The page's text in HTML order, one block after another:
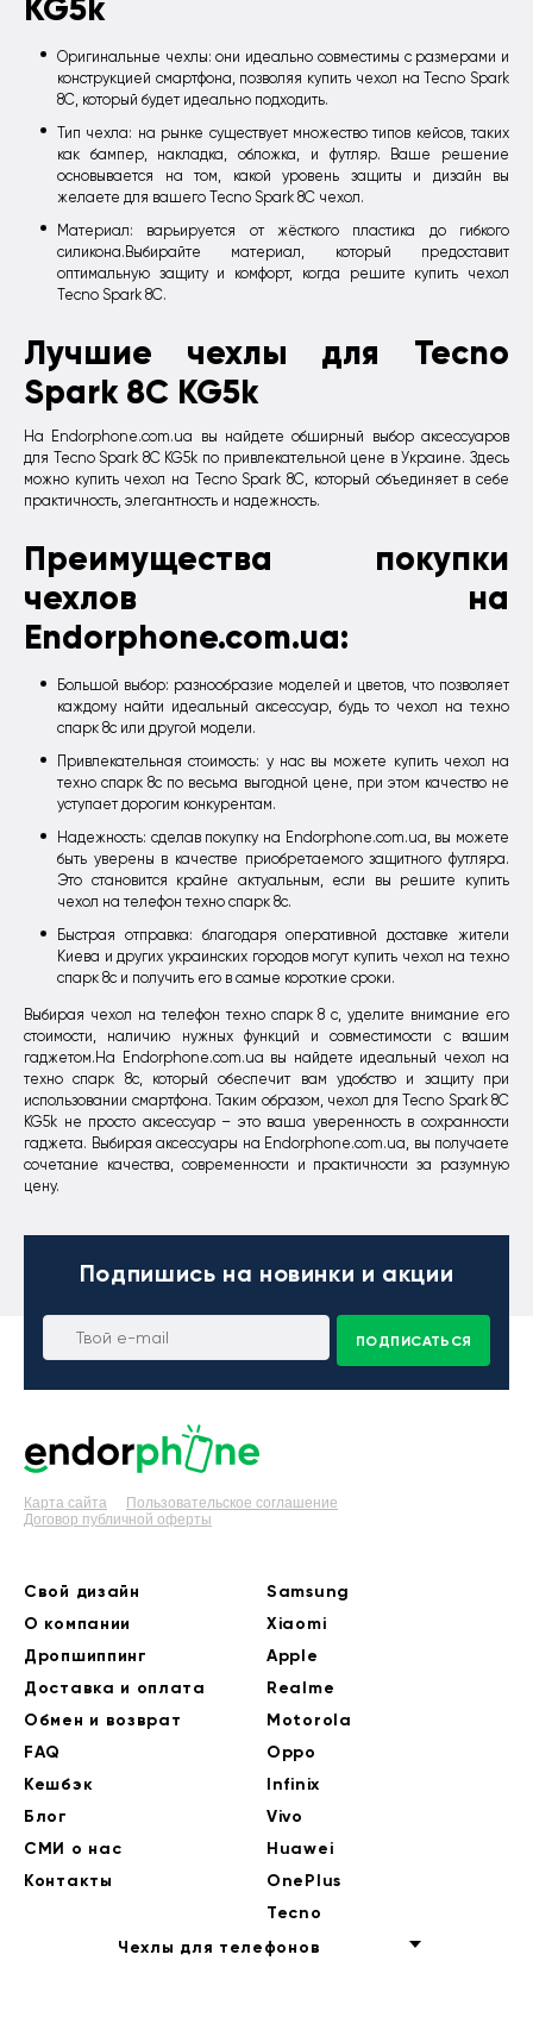
KG5k
Оригинальные чехлы: они идеально совместимы с размерами и
конструкцией смартфона, позволяя купить чехол на Tecno Spark
8C, который будет идеально подходить.
Тип чехла: на рынке существует множество типов кейсов, таких
как бампер, накладка, обложка, и футляр. Ваше решение
основывается на том, какой уровень защиты и дизайн вы
желаете для вашего Tecno Spark 8C чехол.
Материал: варьируется от жёсткого пластика до гибкого
силикона.Выбирайте материал, который предоставит
оптимальную защиту и комфорт, когда решите купить чехол
Tecno Spark 8C.
Лучшие чехлы для Tecno
Spark 8C KG5k
На Endorphone.com.ua вы найдете обширный выбор аксессуаров
для Tecno Spark 8C KG5k по привлекательной цене в Украине. Здесь
можно купить чехол на Tecno Spark 8C, который объединяет в себе
практичность, элегантность и надежность.
Преимущества покупки
чехлов на
Endorphone.com.ua:
Большой выбор: разнообразие моделей и цветов, что позволяет
каждому найти идеальный аксессуар, будь то чехол на техно
спарк 8с или другой модели.
Привлекательная стоимость: у нас вы можете купить чехол на
техно спарк 8с по весьма выгодной цене, при этом качество не
уступает дорогим конкурентам.
Надежность: сделав покупку на Endorphone.com.ua, вы можете
быть уверены в качестве приобретаемого защитного футляра.
Это становится крайне актуальным, если вы решите купить
чехол на телефон техно спарк 8с.
Быстрая отправка: благодаря оперативной доставке жители
Киева и других украинских городов могут купить чехол на техно
спарк 8с и получить его в самые короткие сроки.
Выбирая чехол на телефон техно спарк 8 с, уделите внимание его
стоимости, наличию нужных функций и совместимости с вашим
гаджетом.На Endorphone.com.ua вы найдете идеальный чехол на
техно спарк 8с, который обеспечит вам удобство и защиту при
использовании смартфона. Таким образом, чехол для Tecno Spark 8C
KG5k не просто аксессуар – это ваша уверенность в сохранности
гаджета. Выбирая аксессуары на Endorphone.com.ua, вы получаете
сочетание качества, современности и практичности за разумную
цену.
Подпишись на новинки и акции
ПОДПИСАТЬСЯ
Карта сайта
Пользовательское соглашение
Договор публичной оферты
Свой дизайн
О компании
Дропшиппинг
Доставка и оплата
Обмен и возврат
FAQ
Кешбэк
Блог
СМИ о нас
Контакты
Samsung
Xiaomi
Apple
Realme
Motorola
Oppo
Infinix
Vivo
Huawei
OnePlus
Tecno
Чехлы для телефонов